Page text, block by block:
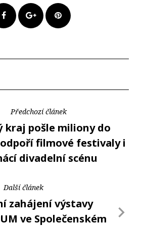
Předchozí článek
kraj pošle miliony do
filmové festivaly i
divadelní scénu
Další článek
zahájení výstavy
ve Společenském